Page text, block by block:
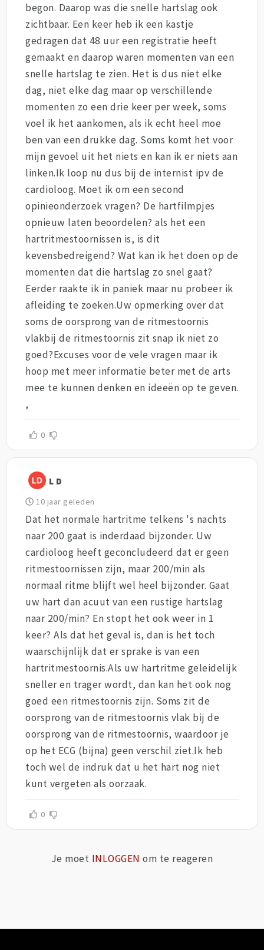
begon. Daarop was die snelle hartslag ook
zichtbaar. Een keer heb ik een kastje
gedragen dat 48 uur een registratie heeft
gemaakt en daarop waren momenten van een
snelle hartslag te zien. Het is dus niet elke
dag, niet elke dag maar op verschillende
momenten zo een drie keer per week, soms
voel ik het aankomen, als ik echt heel moe
ben van een drukke dag. Soms komt het voor
mijn gevoel uit het niets en kan ik er niets aan
linken.Ik loop nu dus bij de internist ipv de
cardioloog. Moet ik om een second
opinieonderzoek vragen? De hartfilmpjes
opnieuw laten beoordelen? als het een
hartritmestoornissen is, is dit
kevensbedreigend? Wat kan ik het doen op de
momenten dat die hartslag zo snel gaat?
Eerder raakte ik in paniek maar nu probeer ik
afleiding te zoeken.Uw opmerking over dat
soms de oorsprong van de ritmestoornis
vlakbij de ritmestoornis zit snap ik niet zo
goed?Excuses voor de vele vragen maar ik
hoop met meer informatie beter met de arts
mee te kunnen denken en ideeën op te geven.
,
0
L D
10 jaar geleden
Dat het normale hartritme telkens 's nachts
naar 200 gaat is inderdaad bijzonder. Uw
cardioloog heeft geconcludeerd dat er geen
ritmestoornissen zijn, maar 200/min als
normaal ritme blijft wel heel bijzonder. Gaat
uw hart dan acuut van een rustige hartslag
naar 200/min? En stopt het ook weer in 1
keer? Als dat het geval is, dan is het toch
waarschijnlijk dat er sprake is van een
hartritmestoornis.Als uw hartritme geleidelijk
sneller en trager wordt, dan kan het ook nog
goed een ritmestoornis zijn. Soms zit de
oorsprong van de ritmestoornis vlak bij de
oorsprong van de ritmestoornis, waardoor je
op het ECG (bijna) geen verschil ziet.Ik heb
toch wel de indruk dat u het hart nog niet
kunt vergeten als oorzaak.
0
Je moet INLOGGEN om te reageren